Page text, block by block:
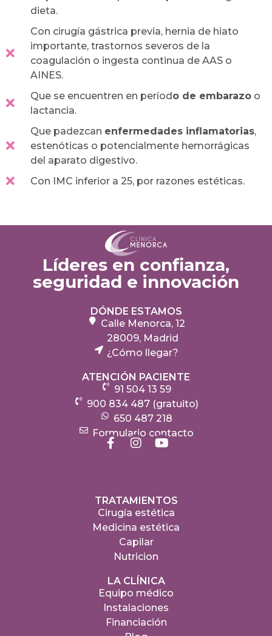
dieta.
Con cirugía gástrica previa, hernia de hiato
importante, trastornos severos de la
coagulación o ingesta continua de AAS o
AINES.
Que se encuentren en períod o de embarazo o
lactancia.
Que padezcan enfermedades inflamatorias,
estenóticas o potencialmente hemorrágicas
del aparato digestivo.
Con IMC inferior a 25, por razones estéticas.
Líderes en confianza,
seguridad e innovación
DÓNDE ESTAMOS
Calle Menorca, 12
28009, Madrid
¿Cómo llegar?
ATENCIÓN PACIENTE
91 504 13 59
900 834 487 (gratuito)
650 487 218
Formulario contacto
TRATAMIENTOS
Cirugía estética
Medicina estética
Capilar
Nutricion
LA CLÍNICA
Equipo médico
Instalaciones
Financiación